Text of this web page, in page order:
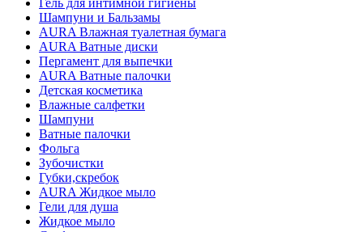
Гель для интимной гигиены
Шампуни и Бальзамы
AURA Влажная туалетная бумага
AURA Ватные диски
Пергамент для выпечки
AURA Ватные палочки
Детская косметика
Влажные салфетки
Шампуни
Ватные палочки
Фольга
Зубочистки
Губки,скребок
AURA Жидкое мыло
Гели для душа
Жидкое мыло